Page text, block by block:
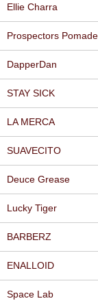
Ellie Charra
Prospectors Pomade
DapperDan
STAY SICK
LA MERCA
SUAVECITO
Deuce Grease
Lucky Tiger
BARBERZ
ENALLOID
Space Lab